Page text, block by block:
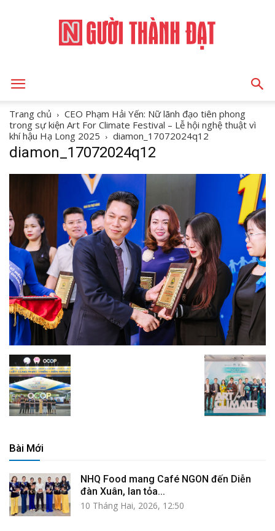
THÀNH
ĐẠT
Trang chủ
CEO Phạm Hải Yến: Nữ lãnh đạo tiên phong
trong sự kiện Art For Climate Festival – Lễ hội nghệ thuật vì
khí hậu Hạ Long 2025
diamon_17072024q12
diamon_17072024q12
Bài Mới
NHQ Food mang Café NGON đến Diễn
đàn Xuân, lan tỏa...
10 Tháng Hai, 2026, 12:50